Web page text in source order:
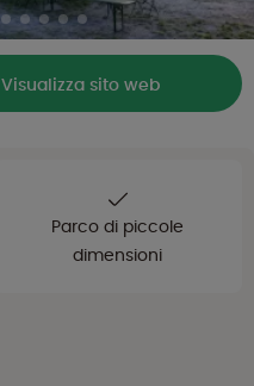
Visualizza sito web
Parco di piccole
dimensioni